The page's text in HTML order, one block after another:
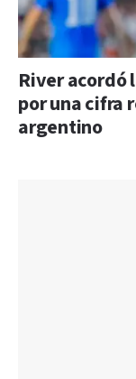
River acordó
por una cifra
argentino